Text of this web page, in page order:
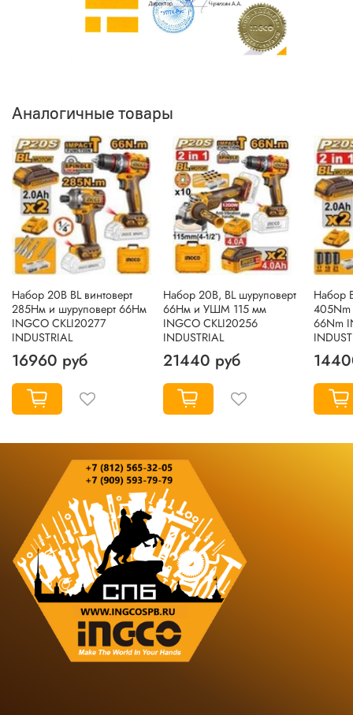
Аналогичные товары
Набор 20В BL винтоверт
285Нм и шуруповерт 66Нм
INGCO CKLI20277
INDUSTRIAL
16960 руб
Набор 20В, BL шуруповерт
66Нм и УШМ 115 мм
INGCO CKLI20256
INDUSTRIAL
21440 руб
Набор
405Nm
66Nm